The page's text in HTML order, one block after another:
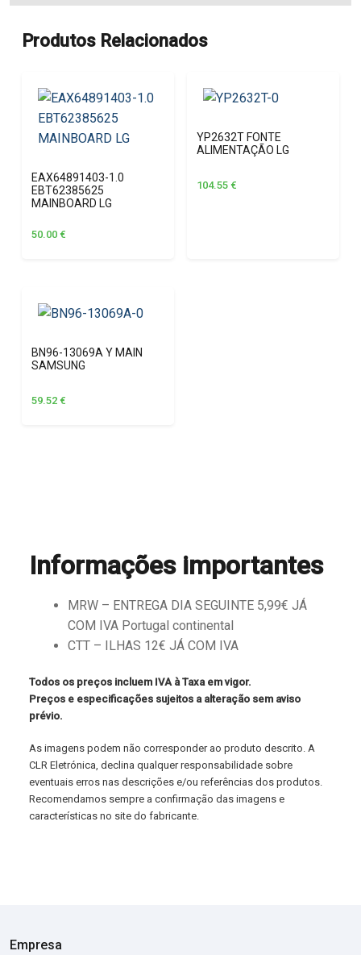
Produtos Relacionados
EAX64891403-1.0
EBT62385625
MAINBOARD LG
50.00 €
YP2632T FONTE
ALIMENTAÇÃO LG
104.55 €
BN96-13069A Y MAIN
SAMSUNG
59.52 €
Informações importantes
MRW – ENTREGA DIA SEGUINTE 5,99€ JÁ
COM IVA Portugal continental
CTT – ILHAS 12€ JÁ COM IVA
Todos os preços incluem IVA à Taxa em vigor.
Preços e especificações sujeitos a alteração sem aviso
prévio.
As imagens podem não corresponder ao produto descrito. A
CLR Eletrónica, declina qualquer responsabilidade sobre
eventuais erros nas descrições e/ou referências dos produtos.
Recomendamos sempre a confirmação das imagens e
características no site do fabricante.
Empresa